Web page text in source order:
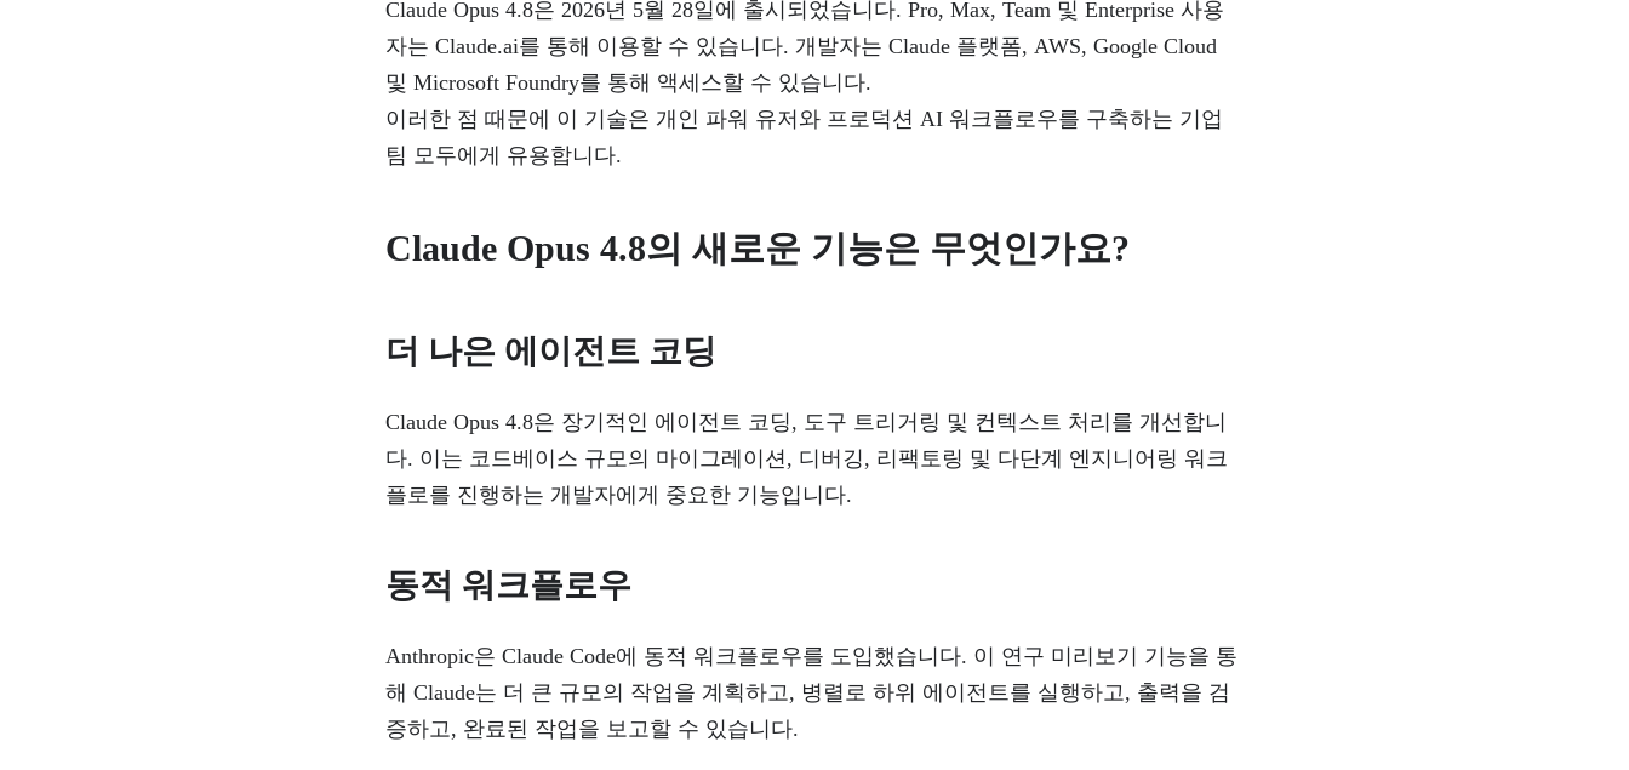
Claude Opus 4.8은 2026년 5월 28일에 출시되었습니다. Pro, Max, Team 및 Enterprise 사용
자는 Claude.ai를 통해 이용할 수 있습니다. 개발자는 Claude 플랫폼, AWS, Google Cloud
및 Microsoft Foundry를 통해 액세스할 수 있습니다.
이러한 점 때문에 이 기술은 개인 파워 유저와 프로덕션 AI 워크플로우를 구축하는 기업
팀 모두에게 유용합니다.
Claude Opus 4.8의 새로운 기능은 무엇인가요?
더 나은 에이전트 코딩
Claude Opus 4.8은 장기적인 에이전트 코딩, 도구 트리거링 및 컨텍스트 처리를 개선합니
다. 이는 코드베이스 규모의 마이그레이션, 디버깅, 리팩토링 및 다단계 엔지니어링 워크
플로를 진행하는 개발자에게 중요한 기능입니다.
동적 워크플로우
Anthropic은 Claude Code에 동적 워크플로우를 도입했습니다. 이 연구 미리보기 기능을 통
해 Claude는 더 큰 규모의 작업을 계획하고, 병렬로 하위 에이전트를 실행하고, 출력을 검
증하고, 완료된 작업을 보고할 수 있습니다.